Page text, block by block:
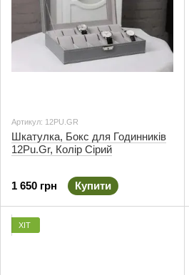
Артикул: 12PU.GR
Шкатулка, Бокс для Годинників
12Pu.Gr, Колір Сірий
1 650 грн Купити
ХІТ